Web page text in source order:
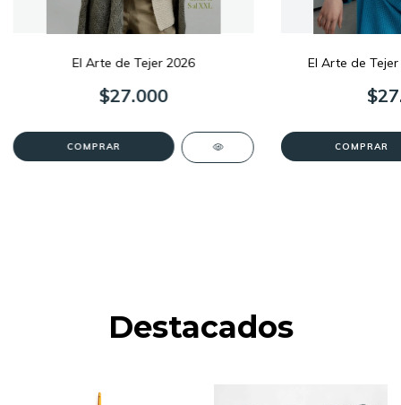
El Arte de Tejer 2026
$27.000
El Arte de Tejer
Destacados